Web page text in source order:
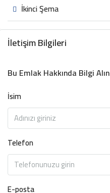
İkinci Şema
İletişim Bilgileri
Bu Emlak Hakkında Bilgi Alın
İsim
Telefon
E-posta